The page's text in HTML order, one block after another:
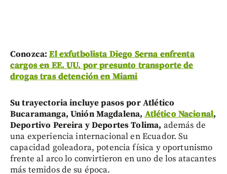
Conozca:El exfutbolista Diego Serna enfrenta
cargos en EE. UU. por presunto transporte de
drogas tras detención en Miami
Su trayectoria incluye pasos por Atlético
Bucaramanga, Unión Magdalena, Atlético Nacional,
Deportivo Pereira y Deportes Tolima, además de
una experiencia internacional en Ecuador. Su
capacidad goleadora, potencia física y oportunismo
frente al arco lo convirtieron en uno de los atacantes
más temidos de su época.